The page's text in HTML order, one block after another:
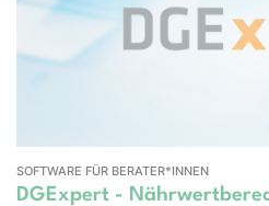
SOFTWARE FÜR BERATER*INNEN
DGExpert -